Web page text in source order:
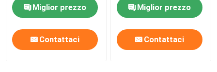
Miglior prezzo
Contattaci
Miglior prezzo
Contattaci